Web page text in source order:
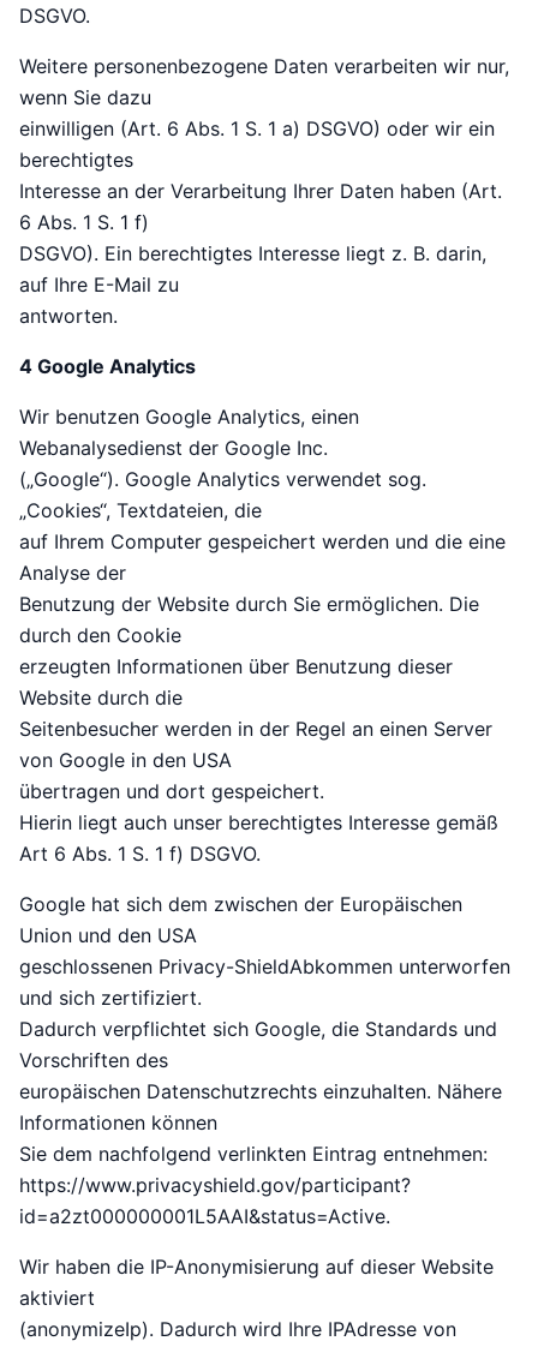
DSGVO.
Weitere personenbezogene Daten verarbeiten wir nur,
wenn Sie dazu
einwilligen (Art. 6 Abs. 1 S. 1 a) DSGVO) oder wir ein
berechtigtes
Interesse an der Verarbeitung Ihrer Daten haben (Art.
6 Abs. 1 S. 1 f)
DSGVO). Ein berechtigtes Interesse liegt z. B. darin,
auf Ihre E-Mail zu
antworten.
4 Google Analytics
Wir benutzen Google Analytics, einen
Webanalysedienst der Google Inc.
(„Google“). Google Analytics verwendet sog.
„Cookies“, Textdateien, die
auf Ihrem Computer gespeichert werden und die eine
Analyse der
Benutzung der Website durch Sie ermöglichen. Die
durch den Cookie
erzeugten Informationen über Benutzung dieser
Website durch die
Seitenbesucher werden in der Regel an einen Server
von Google in den USA
übertragen und dort gespeichert.
Hierin liegt auch unser berechtigtes Interesse gemäß
Art 6 Abs. 1 S. 1 f) DSGVO.
Google hat sich dem zwischen der Europäischen
Union und den USA
geschlossenen Privacy-ShieldAbkommen unterworfen
und sich zertifiziert.
Dadurch verpflichtet sich Google, die Standards und
Vorschriften des
europäischen Datenschutzrechts einzuhalten. Nähere
Informationen können
Sie dem nachfolgend verlinkten Eintrag entnehmen:
https://www.privacyshield.gov/participant?
id=a2zt000000001L5AAI&status=Active.
Wir haben die IP-Anonymisierung auf dieser Website
aktiviert
(anonymizeIp). Dadurch wird Ihre IPAdresse von